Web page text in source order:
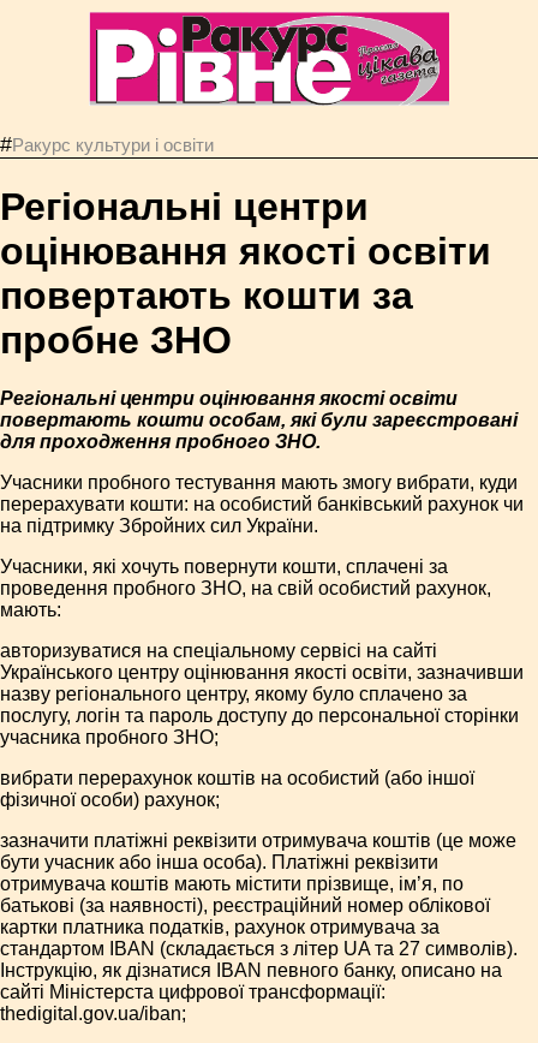
#Ракурс культури і освіти
Регіональні центри
оцінювання якості освіти
повертають кошти за
пробне ЗНО
Регіональні центри оцінювання якості освіти
повертають кошти особам, які були зареєстровані
для проходження пробного ЗНО.
Учасники пробного тестування мають змогу вибрати, куди
перерахувати кошти: на особистий банківський рахунок чи
на підтримку Збройних сил України.
Учасники, які хочуть повернути кошти, сплачені за
проведення пробного ЗНО, на свій особистий рахунок,
мають:
авторизуватися на спеціальному сервісі на сайті
Українського центру оцінювання якості освіти, зазначивши
назву регіонального центру, якому було сплачено за
послугу, логін та пароль доступу до персональної сторінки
учасника пробного ЗНО;
вибрати перерахунок коштів на особистий (або іншої
фізичної особи) рахунок;
зазначити платіжні реквізити отримувача коштів (це може
бути учасник або інша особа). Платіжні реквізити
отримувача коштів мають містити прізвище, ім’я, по
батькові (за наявності), реєстраційний номер облікової
картки платника податків, рахунок отримувача за
стандартом IBAN (складається з літер UA та 27 символів).
Інструкцію, як дізнатися IBAN певного банку, описано на
сайті Міністерста цифрової трансформації:
thedigital.gov.ua/iban;